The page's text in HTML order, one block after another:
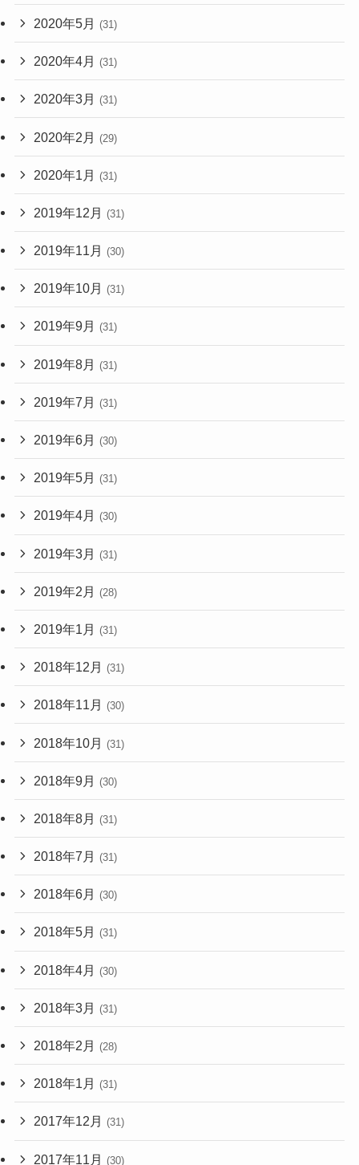
2020年5月 (31)
2020年4月 (31)
2020年3月 (31)
2020年2月 (29)
2020年1月 (31)
2019年12月 (31)
2019年11月 (30)
2019年10月 (31)
2019年9月 (31)
2019年8月 (31)
2019年7月 (31)
2019年6月 (30)
2019年5月 (31)
2019年4月 (30)
2019年3月 (31)
2019年2月 (28)
2019年1月 (31)
2018年12月 (31)
2018年11月 (30)
2018年10月 (31)
2018年9月 (30)
2018年8月 (31)
2018年7月 (31)
2018年6月 (30)
2018年5月 (31)
2018年4月 (30)
2018年3月 (31)
2018年2月 (28)
2018年1月 (31)
2017年12月 (31)
2017年11月 (30)